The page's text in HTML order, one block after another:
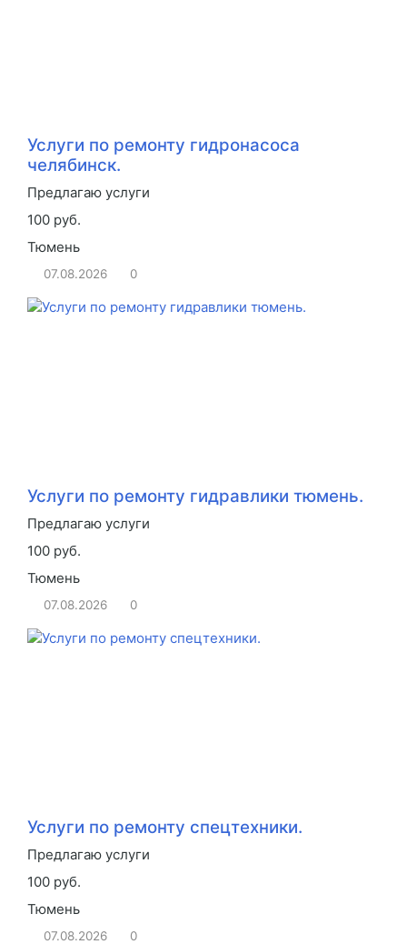
Услуги по ремонту гидронасоса
челябинск.
Предлагаю услуги
100 руб.
Тюмень
07.08.2026 0
Услуги по ремонту гидравлики тюмень.
Предлагаю услуги
100 руб.
Тюмень
07.08.2026 0
Услуги по ремонту спецтехники.
Предлагаю услуги
100 руб.
Тюмень
07.08.2026 0